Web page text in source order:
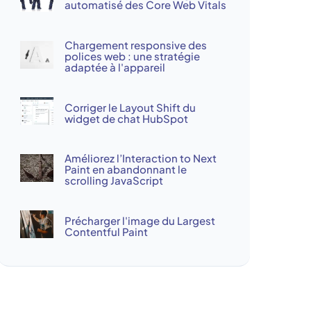
automatisé des Core Web Vitals
Chargement responsive des
polices web : une stratégie
adaptée à l'appareil
Corriger le Layout Shift du
widget de chat HubSpot
Améliorez l’Interaction to Next
Paint en abandonnant le
scrolling JavaScript
Précharger l'image du Largest
Contentful Paint